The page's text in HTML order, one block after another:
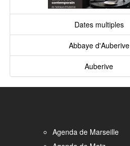
Dates multiples
Abbaye d'Auberive
Auberive
Agenda de Marseille